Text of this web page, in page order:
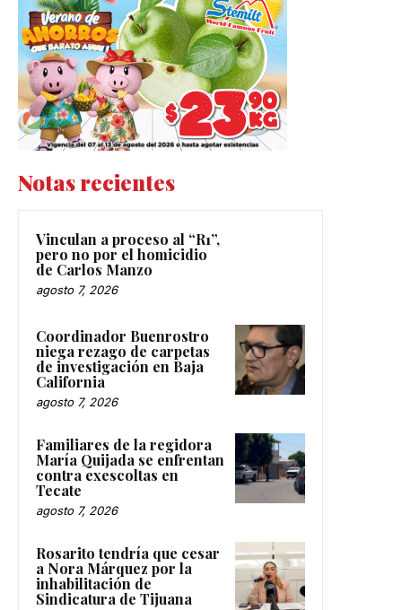
Notas recientes
Vinculan a proceso al “R1”,
pero no por el homicidio
de Carlos Manzo
agosto 7, 2026
Coordinador Buenrostro
niega rezago de carpetas
de investigación en Baja
California
agosto 7, 2026
Familiares de la regidora
María Quijada se enfrentan
contra exescoltas en
Tecate
agosto 7, 2026
Rosarito tendría que cesar
a Nora Márquez por la
inhabilitación de
Sindicatura de Tijuana